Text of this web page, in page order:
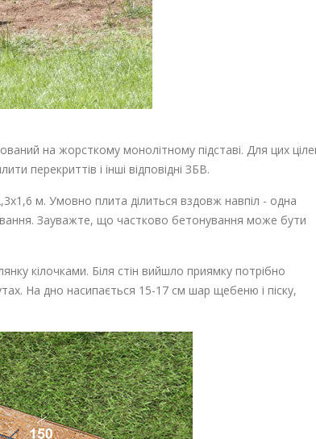
на жорсткому монолітному підставі. Для цих
перекриттів і інші відповідні ЗБВ.
м. Умовно плита ділиться вздовж навпіл - одна
Зауважте, що частково бетонування може бути
кілочками. Біля стін вийшло приямку потрібно
На дно насипається 15-17 см шар щебеню і піску,